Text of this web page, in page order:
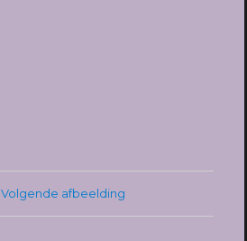
Volgende afbeelding